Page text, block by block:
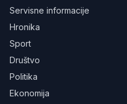
Servisne informacije
Hronika
Sport
Društvo
Politika
Ekonomija